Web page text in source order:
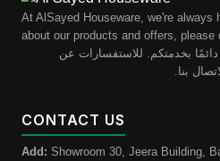
At AlSayed Houseware, we're always
about our products and offers, please
دائمًا بخدمتكم. للاستفسارات عن
بنا.
CONTACT US
Add: Showroom 30, Jeera Building,